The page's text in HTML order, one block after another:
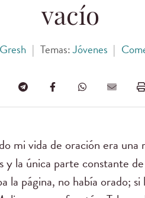
vacío
| Temas:Jóvenes |
mi vida de oración era
y la única parte constante
la página, no había orado;